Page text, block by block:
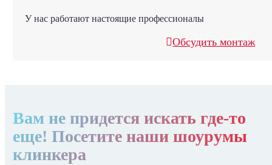
У нас работают настоящие профессионалы
Обсудить монтаж
Вам не придется искать где-то
еще! Посетите наши шоурумы
клинкера